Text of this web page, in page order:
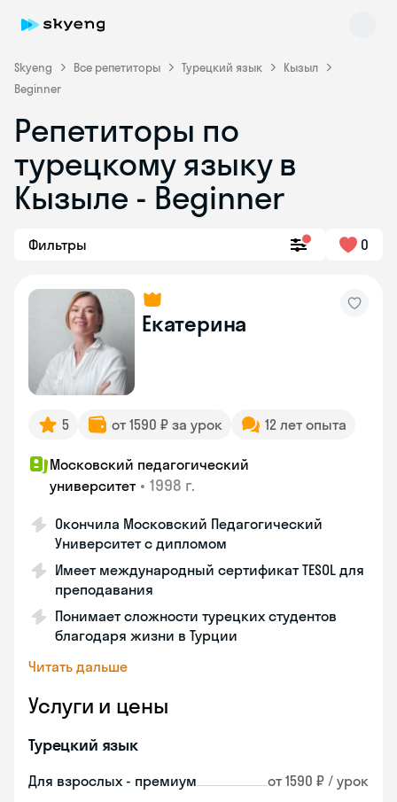
Skyeng Все репетиторы Турецкий язык
Кызыл
Beginner
Репетиторы по
турецкому языку в
Кызыле - Beginner
Фильтры 0
Екатерина
5 от 1590 ₽ за урок 12 лет опыта
Московский педагогический
университет • 1998 г.
Окончила Московский Педагогический
Университет с дипломом
Имеет международный сертификат TESOL для
преподавания
Понимает сложности турецких студентов
благодаря жизни в Турции
Читать дальше
Услуги и цены
Турецкий язык
Для взрослых - премиум от 1590 ₽ / урок
online